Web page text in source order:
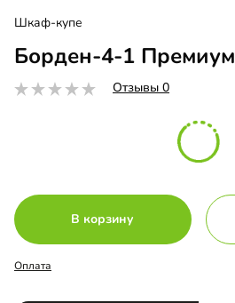
Шкаф-купе
Борден-4-1 Премиум
Отзывы 0
В корзину
Оплата